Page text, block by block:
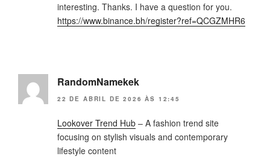
interesting. Thanks. I have a question for you.
https://www.binance.bh/register?ref=QCGZMHR6
RandomNamekek
22 DE ABRIL DE 2026 ÀS 12:45
Lookover Trend Hub – A fashion trend site
focusing on stylish visuals and contemporary
lifestyle content